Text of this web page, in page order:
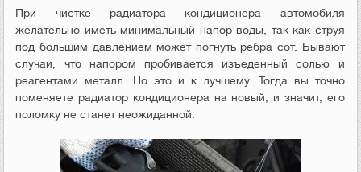
При чистке радиатора кондиционера автомобиля
желательно иметь минимальный напор воды, так как струя
под большим давлением может погнуть ребра сот. Бывают
случаи, что напором пробивается изъеденный солью и
реагентами металл. Но это и к лучшему. Тогда вы точно
поменяете радиатор кондиционера на новый, и значит, его
поломку не станет неожиданной.